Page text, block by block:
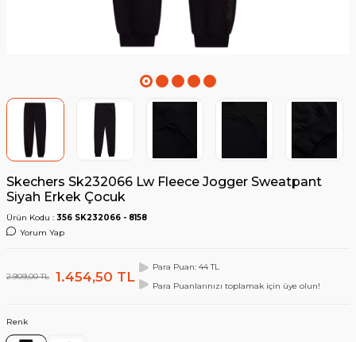
Skechers Sk232066 Lw Fleece Jogger Sweatpant
Siyah Erkek Çocuk
Ürün Kodu : 356 SK232066 - 8158
Yorum Yap
2.909,00TL 1.454,50 TL
Para Puan: 44 TL
Para Puanlarınızı toplamak için üye olun!
Renk